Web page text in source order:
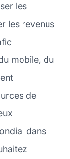
les
les revenus
mobile, du
de
dans